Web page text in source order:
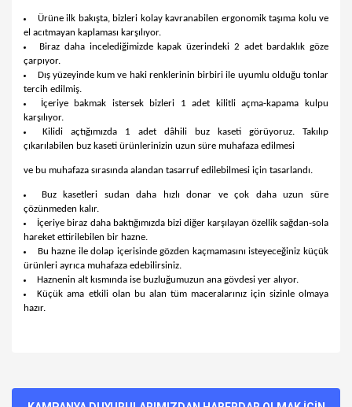
Ürüne ilk bakışta, bizleri kolay kavranabilen ergonomik taşıma kolu ve
el acıtmayan kaplaması karşılıyor.
Biraz daha incelediğimizde kapak üzerindeki 2 adet bardaklık göze
çarpıyor.
Dış yüzeyinde kum ve haki renklerinin birbiri ile uyumlu olduğu tonlar
tercih edilmiş.
İçeriye bakmak istersek bizleri 1 adet kilitli açma-kapama kulpu
karşılıyor.
Kilidi açtığımızda 1 adet dâhili buz kaseti görüyoruz. Takılıp
çıkarılabilen buz kaseti ürünlerinizin uzun süre muhafaza edilmesi
ve bu muhafaza sırasında alandan tasarruf edilebilmesi için tasarlandı.
Buz kasetleri sudan daha hızlı donar ve çok daha uzun süre
çözünmeden kalır.
İçeriye biraz daha baktığımızda bizi diğer karşılayan özellik sağdan-sola
hareket ettirilebilen bir hazne.
Bu hazne ile dolap içerisinde gözden kaçmamasını isteyeceğiniz küçük
ürünleri ayrıca muhafaza edebilirsiniz.
Haznenin alt kısmında ise buzluğumuzun ana gövdesi yer alıyor.
Küçük ama etkili olan bu alan tüm maceralarınız için sizinle olmaya
hazır.
kullanarak tarafımıza iletebilirsiniz.
Görüş ve önerileriniz için teşekkür ederiz.